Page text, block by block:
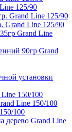
125/90
Grand Line 125/90
Grand Line 125/90
Grand Line
90гр Grand
установки
150/100
Line 150/100
100
дерево Grand Line